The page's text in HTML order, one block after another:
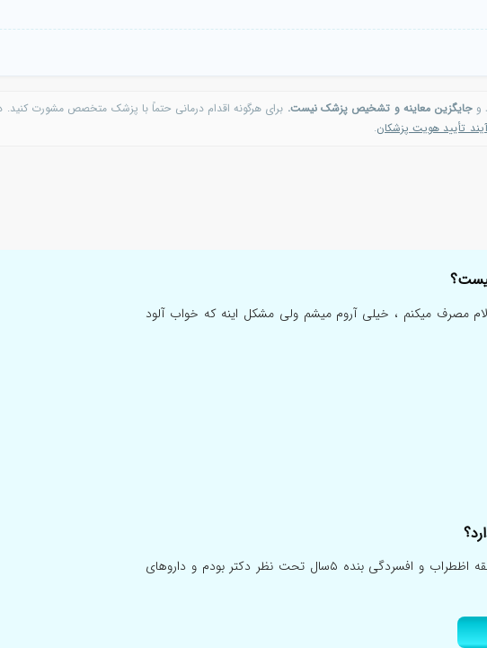
وجایگزین معاینه و تشخیص پزشک نیست. برای هرگونه اقدام درمانی حتماً با پزشک متخصص مشورت کنید.
تأیید هویت پزشکان.
مصرف میکنم ، خیلی آروم میشم ولی مشکل اینه که خواب آلود
سلام بنده ۳۷ سال دارم با توجه به سابقه اظطراب و افسردگی بنده ۵سال تحت نظر دکتر بودم و داروهای